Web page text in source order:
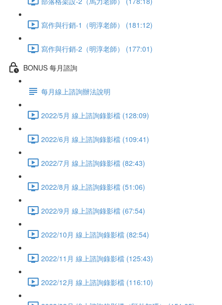
寫作與行銷-1（明淳老師） (181:12)
寫作與行銷-2（明淳老師） (177:01)
BONUS 每月諮詢
每月線上諮詢辦法說明
2022/5月 線上諮詢錄影檔 (128:09)
2022/6月 線上諮詢錄影檔 (109:41)
2022/7月 線上諮詢錄影檔 (82:43)
2022/8月 線上諮詢錄影檔 (51:06)
2022/9月 線上諮詢錄影檔 (67:54)
2022/10月 線上諮詢錄影檔 (82:54)
2022/11月 線上諮詢錄影檔 (125:43)
2022/12月 線上諮詢錄影檔 (116:10)